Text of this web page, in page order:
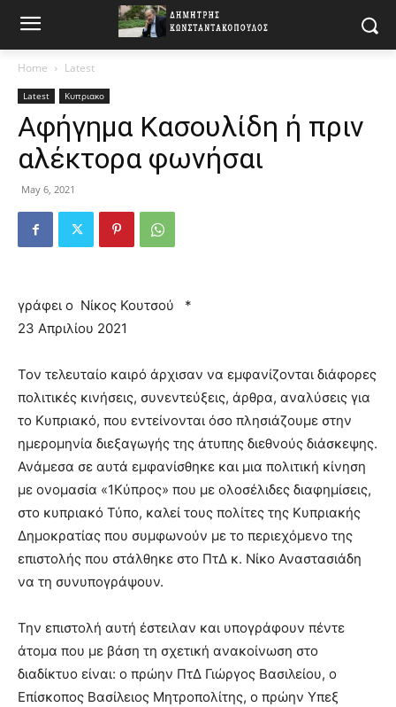
Home Latest
Latest Κυπριακο
Αφήγημα Κασουλίδη ή πριν
αλέκτορα φωνήσαι
May 6, 2021
γράφει ο Νίκος Κουτσού *
23 Απριλίου 2021
Τον τελευταίο καιρό άρχισαν να εμφανίζονται διάφορες
πολιτικές κινήσεις, συνεντεύξεις, άρθρα, αναλύσεις για
το Κυπριακό, που εντείνονται όσο πλησιάζουμε στην
ημερομηνία διεξαγωγής της άτυπης διεθνούς διάσκεψης.
Ανάμεσα σε αυτά εμφανίσθηκε και μια πολιτική κίνηση
με ονομασία «1Kύπρος» που με ολοσέλιδες διαφημίσεις,
στο κυπριακό Τύπο, καλεί τους πολίτες της Κυπριακής
Δημοκρατίας που συμφωνούν με το περιεχόμενο της
επιστολής που στάλθηκε στο ΠτΔ κ. Νίκο Αναστασιάδη
να τη συνυπογράψουν.
Την επιστολή αυτή έστειλαν και υπογράφουν πέντε
άτομα που με βάση τη σχετική ανακοίνωση στο
διαδίκτυο είναι: ο πρώην ΠτΔ Γιώργος Βασιλείου, ο
Επίσκοπος Βασίλειος Μητροπολίτης, ο πρώην Υπεξ